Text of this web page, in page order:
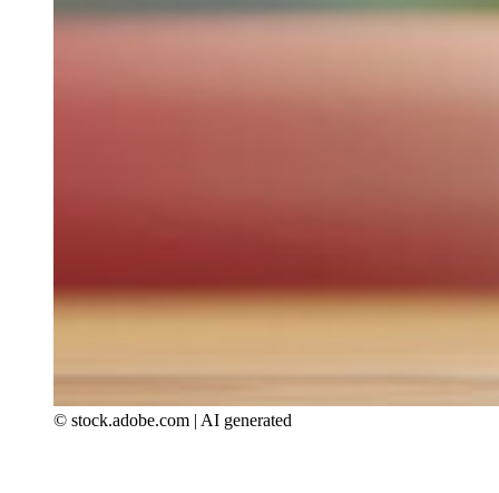
© stock.adobe.com | AI generated